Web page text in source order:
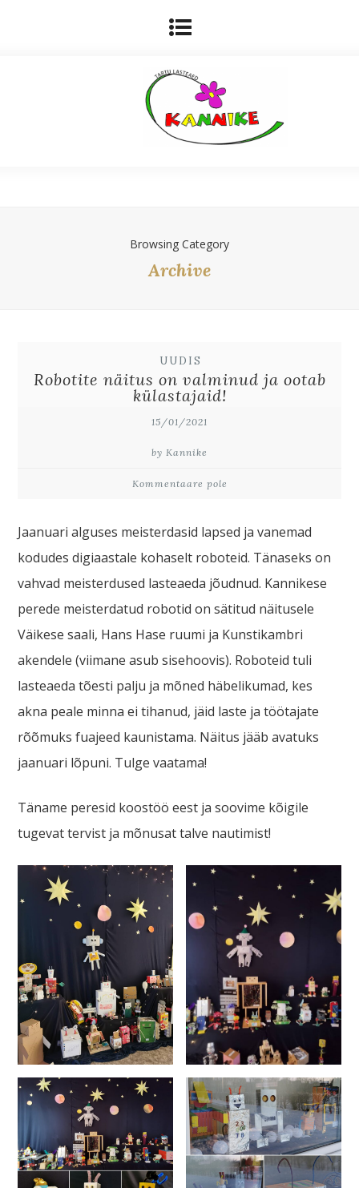
Browsing Category
Archive
UUDIS
Robotite näitus on valminud ja ootab
külastajaid!
15/01/2021
by Kannike
Kommentaare pole
Jaanuari alguses meisterdasid lapsed ja vanemad
kodudes digiaastale kohaselt roboteid. Tänaseks on
vahvad meisterdused lasteaeda jõudnud. Kannikese
perede meisterdatud robotid on sätitud näitusele
Väikese saali, Hans Hase ruumi ja Kunstikambri
akendele (viimane asub sisehoovis). Roboteid tuli
lasteaeda tõesti palju ja mõned häbelikumad, kes
akna peale minna ei tihanud, jäid laste ja töötajate
rõõmuks fuajeed kaunistama. Näitus jääb avatuks
jaanuari lõpuni. Tulge vaatama!
Täname peresid koostöö eest ja soovime kõigile
tugevat tervist ja mõnusat talve nautimist!